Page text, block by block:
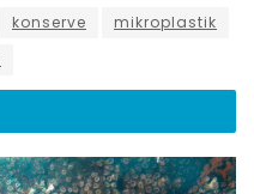
konserve
mikroplastik